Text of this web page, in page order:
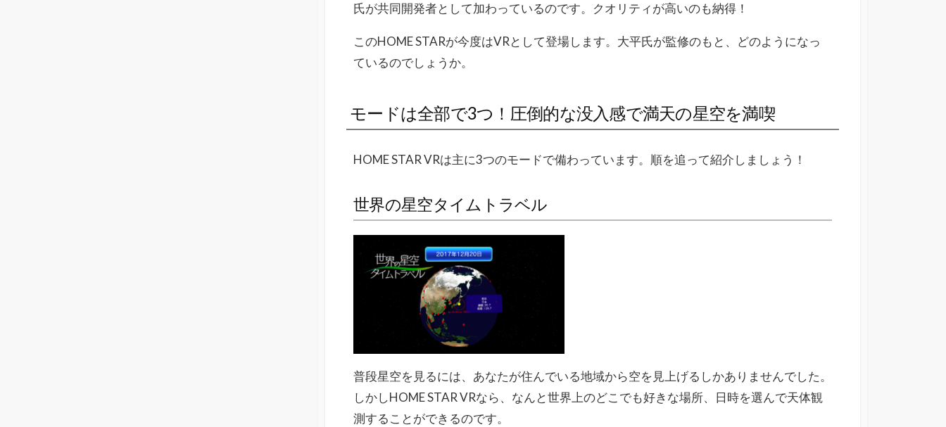
氏が共同開発者として加わっているのです。クオリティが高いのも納得！
このHOME STARが今度はVRとして登場します。大平氏が監修のもと、どのようになっ
ているのでしょうか。
モードは全部で3つ！圧倒的な没入感で満天の星空を満喫
HOME STAR VRは主に3つのモードで備わっています。順を追って紹介しましょう！
世界の星空タイムトラベル
普段星空を見るには、あなたが住んでいる地域から空を見上げるしかありませんでした。
しかしHOME STAR VRなら、なんと世界上のどこでも好きな場所、日時を選んで天体観
測することができるのです。